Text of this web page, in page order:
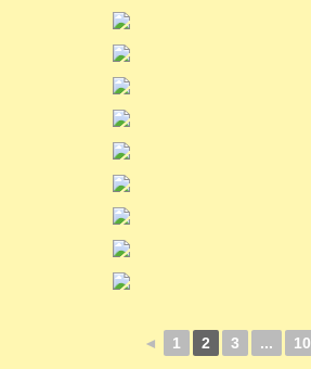
◄ 1 2 3 ... 10